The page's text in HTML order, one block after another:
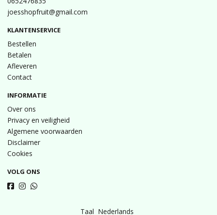
joesshopfruit@gmail.com
KLANTENSERVICE
Bestellen
Betalen
Afleveren
Contact
INFORMATIE
Over ons
Privacy en veiligheid
Algemene voorwaarden
Disclaimer
Cookies
VOLG ONS
Taal